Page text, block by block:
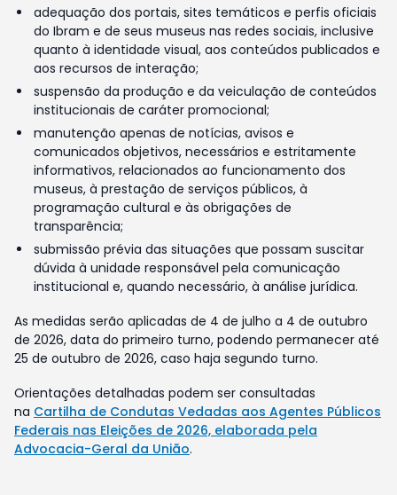
adequação dos portais, sites temáticos e perfis oficiais
do Ibram e de seus museus nas redes sociais, inclusive
quanto à identidade visual, aos conteúdos publicados e
aos recursos de interação;
suspensão da produção e da veiculação de conteúdos
institucionais de caráter promocional;
manutenção apenas de notícias, avisos e
comunicados objetivos, necessários e estritamente
informativos, relacionados ao funcionamento dos
museus, à prestação de serviços públicos, à
programação cultural e às obrigações de
transparência;
submissão prévia das situações que possam suscitar
dúvida à unidade responsável pela comunicação
institucional e, quando necessário, à análise jurídica.
As medidas serão aplicadas de 4 de julho a 4 de outubro
de 2026, data do primeiro turno, podendo permanecer até
25 de outubro de 2026, caso haja segundo turno.
Orientações detalhadas podem ser consultadas
na Cartilha de Condutas Vedadas aos Agentes Públicos
Federais nas Eleições de 2026, elaborada pela
Advocacia-Geral da União.